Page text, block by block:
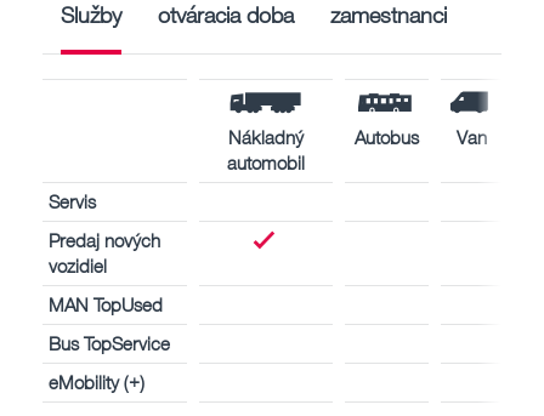
Služby otváracia doba zamestnanci
Nákladný
automobil
Autobus Van
Servis
Predaj nových
vozidiel
MAN TopUsed
Bus TopService
eMobility (+)